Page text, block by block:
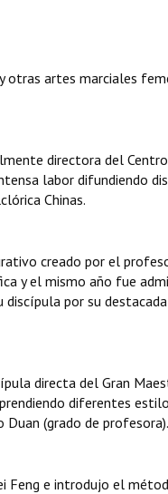
otras artes marciales
directora del
labor difundiendo
Chinas.
creado por el
y el mismo año fue
discípula por su
directa del Gran
diferentes
Duan (grado de profesora).
Feng e introdujo el